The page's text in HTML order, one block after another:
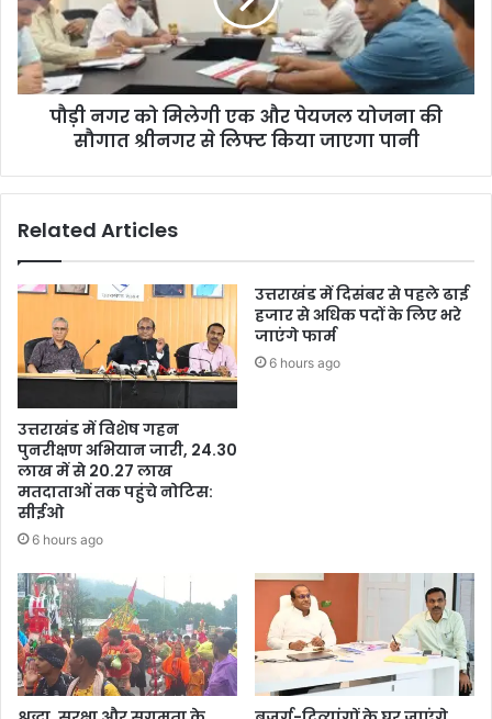
पौड़ी नगर को मिलेगी एक और पेयजल योजना की
सौगात श्रीनगर से लिफ्ट किया जाएगा पानी
Related Articles
उत्तराखंड में विशेष गहन
पुनरीक्षण अभियान जारी, 24.30
लाख में से 20.27 लाख
मतदाताओं तक पहुंचे नोटिस:
सीईओ
6 hours ago
उत्तराखंड में दिसंबर से पहले ढाई
हजार से अधिक पदों के लिए भरे
जाएंगे फार्म
6 hours ago